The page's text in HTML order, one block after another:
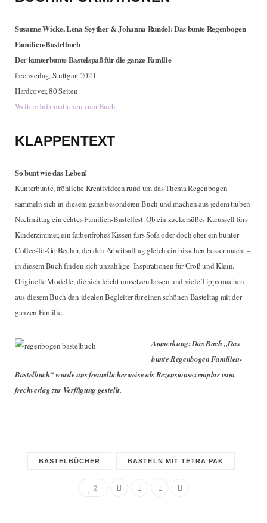
Susanne Wicke, Lena Seyther & Johanna Rundel: Das bunte Regenbogen
Familien-Bastelbuch
Der kunterbunte Bastelspaß für die ganze Familie
frechverlag, Stuttgart 2021
Hardcover, 80 Seiten
Weitere Informationen zum Buch
KLAPPENTEXT
So bunt wie das Leben!
Kunterbunte, fröhliche Kreativideen rund um das Thema Regenbogen
sammeln sich in diesem ganz besonderen Buch und machen aus jedem trüben
Nachmittag ein echtes Familien-Bastelfest. Ob ein zuckersüßes Karussell fürs
Kinderzimmer, ein farbenfrohes Kissen fürs Sofa oder doch eher ein bunter
Coffee-To-Go Becher, der den Arbeitsalltag gleich ein bisschen besser macht –
in diesem Buch finden sich unzählige Inspirationen für Groß und Klein.
Originelle Modelle, die sich leicht umsetzen lassen und viele Tipps machen
aus diesem Buch den idealen Begleiter für einen schönen Basteltag mit der
ganzen Familie.
Anmerkung: Das Buch „Das
bunte Regenbogen Familien-
Bastelbuch“ wurde uns freundlicherweise als Rezensionsexemplar vom
frechverlag zur Verfügung gestellt.
BASTELBÜCHER BASTELN MIT TETRA PAK
2